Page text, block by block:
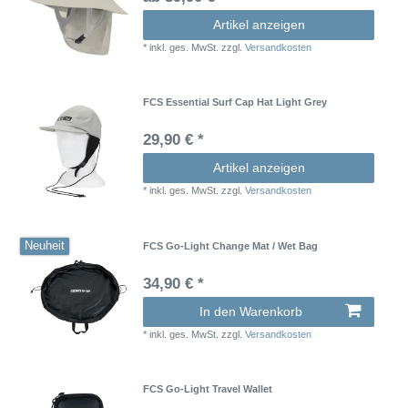
Artikel anzeigen
*inkl. ges. MwSt. zzgl.Versandkosten
FCS Essential Surf Cap Hat Light Grey
29,90 € *
Artikel anzeigen
*inkl. ges. MwSt. zzgl.Versandkosten
Neuheit FCS Go-Light Change Mat / Wet Bag
34,90 € *
In den Warenkorb
*inkl. ges. MwSt. zzgl.Versandkosten
FCS Go-Light Travel Wallet